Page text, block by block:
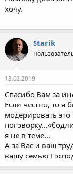
хочу.
Starik
13.02.2019
Спасибо Вам за
Если честно, то я
модерировать это
я не в теме...
А за Вас и ваш
вашу семью